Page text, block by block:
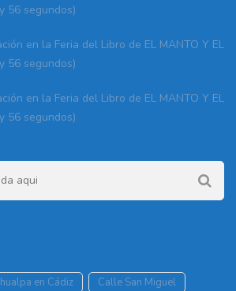
56 segundos)
en la Feria del Libro de EL MANTO Y EL
56 segundos)
en la Feria del Libro de EL MANTO Y EL
56 segundos)
en Cádiz
Calle San Miguel